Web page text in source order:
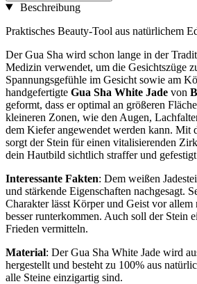
Beschreibung
Praktisches Beauty-Tool aus natürlichem
Der Gua Sha wird schon lange in der
Medizin verwendet, um die Gesichtszüge
Spannungsgefühle im Gesicht sowie am
handgefertigte Gua Sha White Jade von
geformt, dass er optimal an größeren
kleineren Zonen, wie den Augen,
dem Kiefer angewendet werden kann. Mit
sorgt der Stein für einen vitalisierenden
dein Hautbild sichtlich straffer und gefestigt
Interessante Fakten: Dem weißen
und stärkende Eigenschaften nachgesagt.
Charakter lässt Körper und Geist vor allem
besser runterkommen. Auch soll der Stein
Frieden vermitteln.
Material: Der Gua Sha White Jade wird
hergestellt und besteht zu 100% aus
alle Steine einzigartig sind.